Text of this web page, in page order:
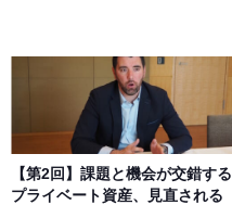
【第2回】課題と機会が交錯する
プライベート資産、見直される